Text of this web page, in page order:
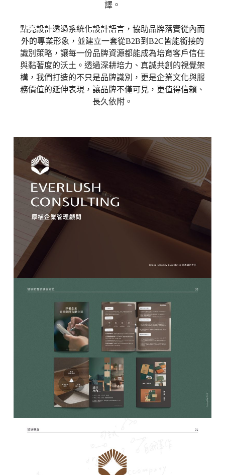
譯。
點亮設計透過系統化設計語言，協助品牌落實從內而
外的專業形象，並建立一套從B2B到B2C皆能銜接的
識別策略，讓每一份品牌資源都能成為培育客戶信任
與黏著度的沃土。透過深耕培力、真誠共創的視覺架
構，我們打造的不只是品牌識別，更是企業文化與服
務價值的延伸表現，讓品牌不僅可見，更值得信賴、
長久依附。